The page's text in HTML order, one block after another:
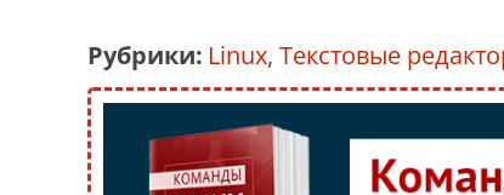
Рубрики: Linux, Текстовые